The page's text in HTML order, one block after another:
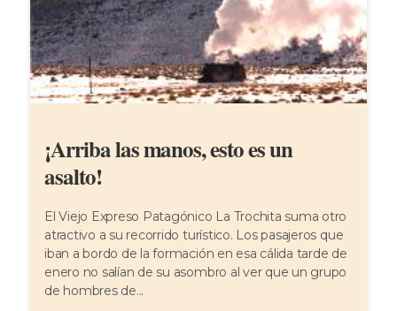
¡Arriba las manos, esto es un
asalto!
El Viejo Expreso Patagónico La Trochita suma otro
atractivo a su recorrido turístico. Los pasajeros que
iban a bordo de la formación en esa cálida tarde de
enero no salían de su asombro al ver que un grupo
de hombres de...